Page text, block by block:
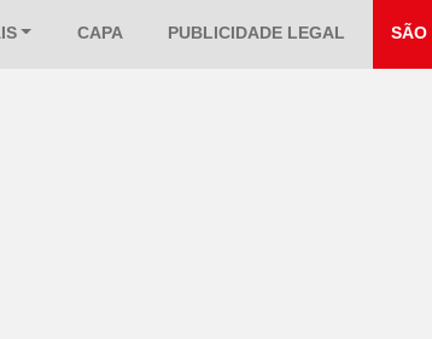
CAPA PUBLICIDADE LEGAL SÃO